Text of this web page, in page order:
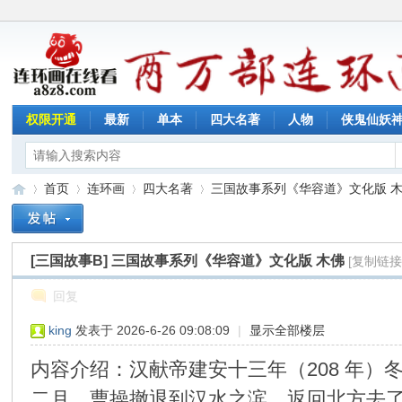
权限开通 最新 单本 四大名著 人物 侠鬼仙妖
»
首页
›
连环画
›
四大名著
›
三国故事系列《华容道》文化版
[三国故事B] 三国故事系列《华容道》文化版 木佛 [复制链
回复
king 发表于 2026-6-26 09:08:09 | 显示全部楼层
内容介绍：汉献帝建安十三年（208 年）